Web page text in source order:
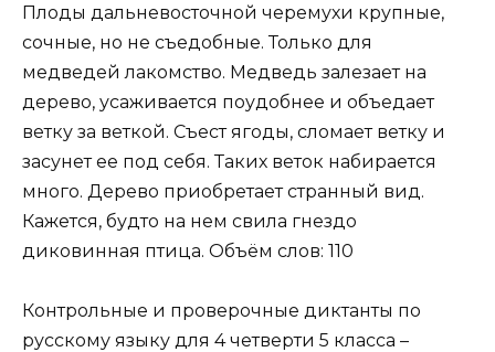
Плоды дальневосточной черемухи крупные,
сочные, но не съедобные. Только для
медведей лакомство. Медведь залезает на
дерево, усаживается поудобнее и объедает
ветку за веткой. Съест ягоды, сломает ветку и
засунет ее под себя. Таких веток набирается
много. Дерево приобретает странный вид.
Кажется, будто на нем свила гнездо
диковинная птица. Объём слов: 110
Контрольные и проверочные диктанты по
русскому языку для 4 четверти 5 класса –